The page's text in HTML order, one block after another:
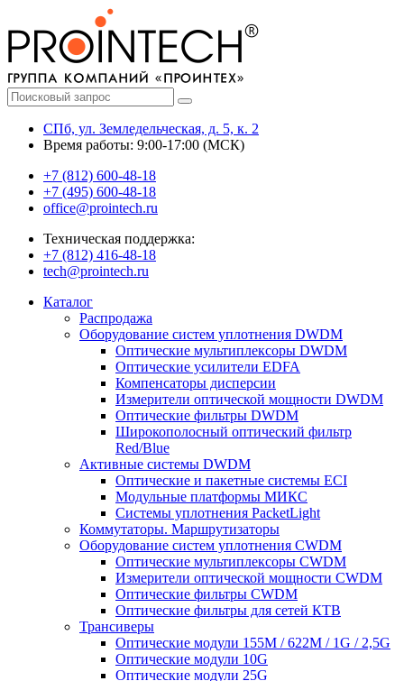
СПб, ул. Земледельческая, д. 5, к. 2
Время работы: 9:00-17:00 (МСК)
+7 (812) 600-48-18
+7 (495) 600-48-18
office@prointech.ru
Техническая поддержка:
+7 (812) 416-48-18
tech@prointech.ru
Каталог
Распродажа
Оборудование систем уплотнения DWDM
Оптические мультиплексоры DWDM
Оптические усилители EDFA
Компенсаторы дисперсии
Измерители оптической мощности DWDM
Оптические фильтры DWDM
Широкополосный оптический фильтр
Red/Blue
Активные системы DWDM
Оптические и пакетные системы ECI
Модульные платформы МИКС
Системы уплотнения PacketLight
Коммутаторы. Маршрутизаторы
Оборудование систем уплотнения CWDM
Оптические мультиплексоры CWDM
Измерители оптической мощности CWDM
Оптические фильтры CWDM
Оптические фильтры для сетей КТВ
Трансиверы
Оптические модули 155M / 622M / 1G / 2,5G
Оптические модули 10G
Оптические модули 25G